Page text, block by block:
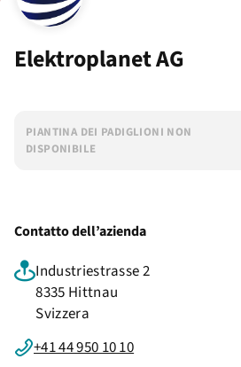
Elektroplanet AG
PIANTINA DEI PADIGLIONI NON
DISPONIBILE
Contatto dell’azienda
Industriestrasse 2
8335 Hittnau
Svizzera
+41 44 950 10 10